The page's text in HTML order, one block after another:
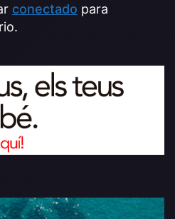
conectado para